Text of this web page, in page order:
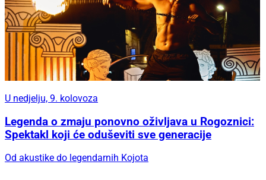
Ove subote u Primoštenu